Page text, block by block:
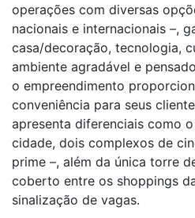
operações com diversas
nacionais e internacionais –,
casa/decoração, tecnologia,
ambiente agradável e
o empreendimento
conveniência para seus
apresenta diferenciais como
cidade, dois complexos de
prime –, além da única torre
coberto entre os shoppings
sinalização de vagas.